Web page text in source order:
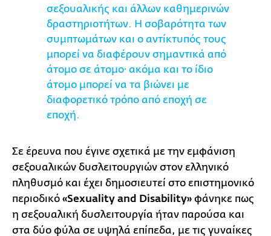
σεξουαλικής και άλλων καθημερινών
δραστηριοτήτων. Η σοβαρότητα των
συμπτωμάτων και ο αντίκτυπός τους
μπορεί να διαφέρουν σημαντικά από
άτομο σε άτομο· ακόμα και το ίδιο
άτομο μπορεί να τα βιώνει με
διαφορετικό τρόπο από εποχή σε
εποχή.
Σε έρευνα που έγινε σχετικά με την εμφάνιση
σεξουαλικών δυσλειτουργιών στον ελληνικό
πληθυσμό και έχει δημοσιευτεί στο επιστημονικό
περιοδικό «Sexuality and Disability» φάνηκε πως
η σεξουαλική δυσλειτουργία ήταν παρούσα και
στα δύο φύλα σε υψηλά επίπεδα, με τις γυναίκες